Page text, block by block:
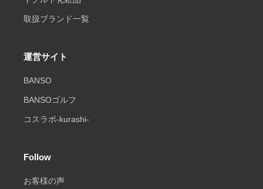
取扱ブランド一覧
運営サイト
BANSO
BANSOゴルフ
コスラボ-kurashi-
Follow
お客様の声